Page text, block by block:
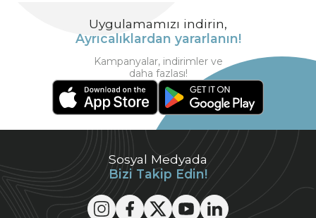
Sosyal Medyada
Bizi Takip Edin!
Uygulamamızı indirin,
Ayrıcalıklardan yararlanın!
Kampanyalar, indirimler ve
daha fazlası!